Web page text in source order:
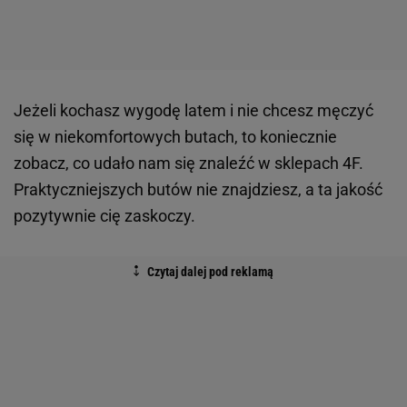
Jeżeli kochasz wygodę latem i nie chcesz męczyć
się w niekomfortowych butach, to koniecznie
zobacz, co udało nam się znaleźć w sklepach 4F.
Praktyczniejszych butów nie znajdziesz, a ta jakość
pozytywnie cię zaskoczy.